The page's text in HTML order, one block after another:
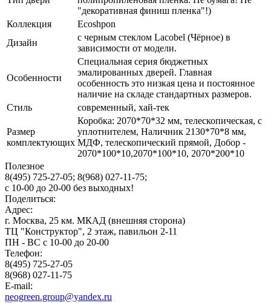
"декоративная финиш пленка"!)
Коллекция
Ecoshpon
Дизайн
с черным стеклом Lacobel (Чёрное) в
зависимости от модели.
Особенности
Специальная серия бюджетных
эмалированных дверей. Главная
особенность это низкая цена и постоянное
наличие на складе стандартных размеров.
Стиль
современный, хай-тек
Размер
комплектующих
Коробка: 2070*70*32 мм, телескопическая, с
уплотнителем, Наличник 2130*70*8 мм,
МДФ, телескопический прямой, Добор -
2070*100*10,2070*100*10, 2070*200*10
Полезное
8(495) 725-27-05; 8(968) 027-11-75;
с 10-00 до 20-00 без выходных!
Поделиться:
Адрес:
г. Москва, 25 км. МКАД (внешняя сторона)
ТЦ "Конструктор", 2 этаж, павильон 2-11
ПН - ВС с 10-00 до 20-00
Телефон:
8(495) 725-27-05
8(968) 027-11-75
E-mail:
neogreen.group@yandex.ru